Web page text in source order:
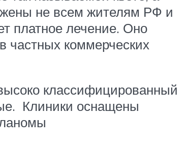
не всем жителям РФ и
платное лечение. Оно
частных коммерческих
классифицированный
Клиники оснащены